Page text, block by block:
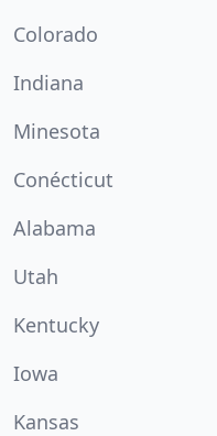
Colorado
Indiana
Minesota
Conécticut
Alabama
Utah
Kentucky
Iowa
Kansas